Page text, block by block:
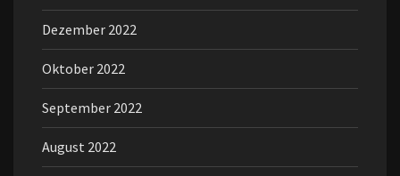
Dezember 2022
Oktober 2022
September 2022
August 2022